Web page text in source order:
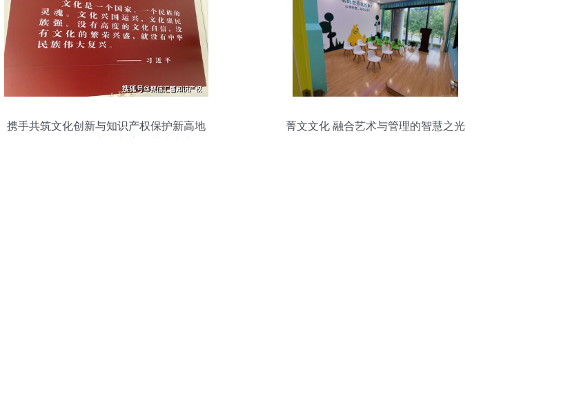
携手共筑文化创新与知识产权保护新高地
菁文文化 融合艺术与管理的智慧之光